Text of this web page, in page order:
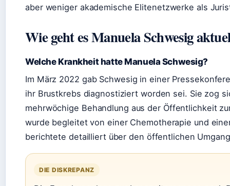
aber weniger akademische Elitenetzwerke als
Wie geht es Manuela Schwesig
Welche Krankheit hatte Manuela Schwesig?
Im März 2022 gab Schwesig in einer
ihr Brustkrebs diagnostiziert worden sei. Sie zog
mehrwöchige Behandlung aus der Öffentlichkeit
wurde begleitet von einer Chemotherapie und
berichtete detailliert über den öffentlichen
DIE DISKREPANZ